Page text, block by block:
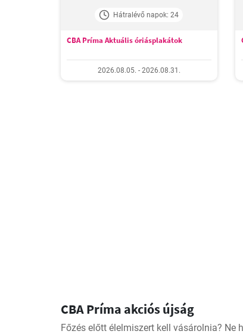
Hátralévő napok: 24
CBA Príma Aktuális óriásplakátok
2026.08.05. - 2026.08.31.
CBA Príma akciós újság
Főzés előtt élelmiszert kell vásárolnia?